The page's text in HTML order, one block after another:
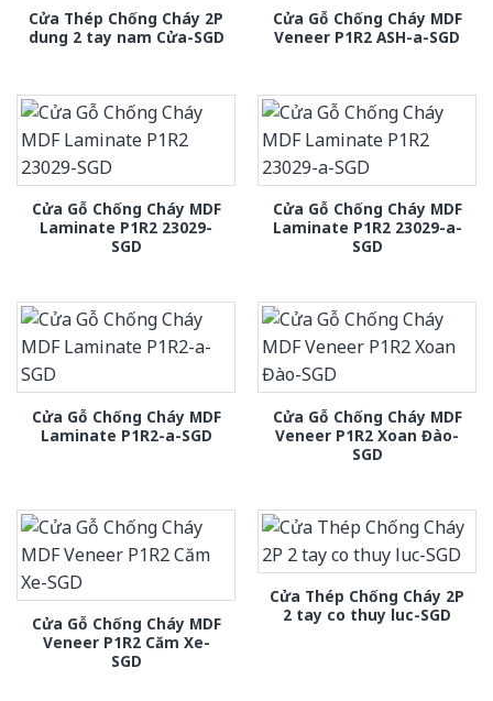
Cửa Thép Chống Cháy 2P
dung 2 tay nam Cửa-SGD
Cửa Gỗ Chống Cháy MDF
Veneer P1R2 ASH-a-SGD
Cửa Gỗ Chống Cháy MDF
Laminate P1R2 23029-
SGD
Cửa Gỗ Chống Cháy MDF
Laminate P1R2 23029-a-
SGD
Cửa Gỗ Chống Cháy MDF
Laminate P1R2-a-SGD
Cửa Gỗ Chống Cháy MDF
Veneer P1R2 Xoan Đào-
SGD
Cửa Gỗ Chống Cháy MDF
Veneer P1R2 Căm Xe-
SGD
Cửa Thép Chống Cháy 2P
2 tay co thuy luc-SGD